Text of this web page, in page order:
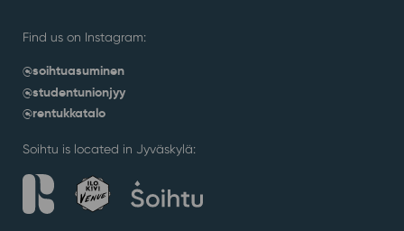
Find us on Instagram:
@soihtuasuminen
@studentunionjyy
@rentukkatalo
Soihtu is located in Jyväskylä: